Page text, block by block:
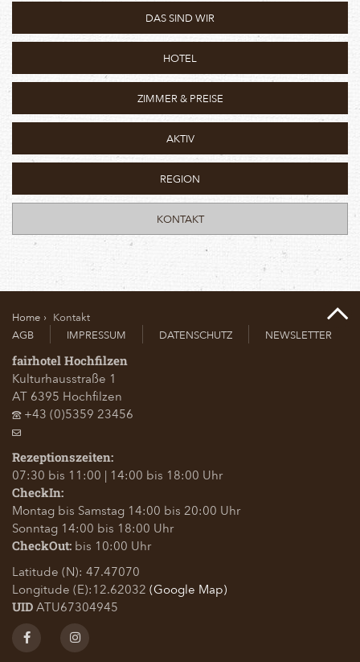
DAS SIND WIR
HOTEL
ZIMMER & PREISE
AKTIV
REGION
KONTAKT
Home
Kontakt
AGB
IMPRESSUM DATENSCHUTZ NEWSLETTER
fairhotel Hochfilzen
Kulturhausstraße 1
AT 6395 Hochfilzen
+43 (0)5359 23456
Rezeptionszeiten:
07:30 bis 11:00 | 14:00 bis 18:00 Uhr
CheckIn:
Montag bis Samstag 14:00 bis 20:00 Uhr
Sonntag 14:00 bis 18:00 Uhr
CheckOut: bis 10:00 Uhr
Latitude (N): 47.47070
Longitude (E):12.62032 (Google Map)
UID ATU67304945